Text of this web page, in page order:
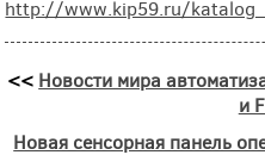
http://www.kip59.ru/
<< Новости мира
и
Новая сенсорная панель